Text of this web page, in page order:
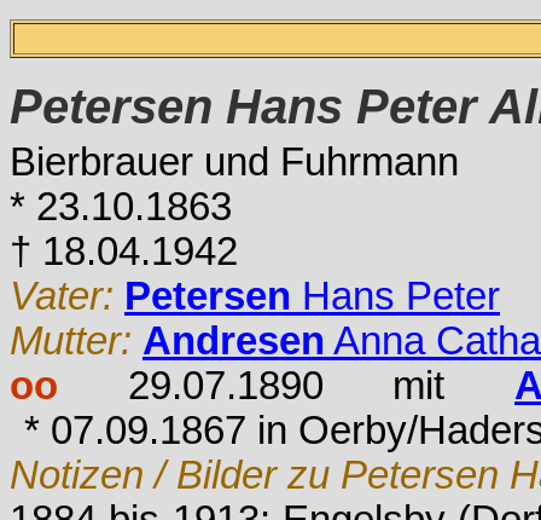
Petersen Hans Peter
Bierbrauer und Fuhrmann
* 23.10.1863
† 18.04.1942
Vater: Petersen Hans Peter
Mutter: Andresen Anna
oo 29.07.1890 mit
* 07.09.1867 in Oerby/
Notizen / Bilder zu Petersen